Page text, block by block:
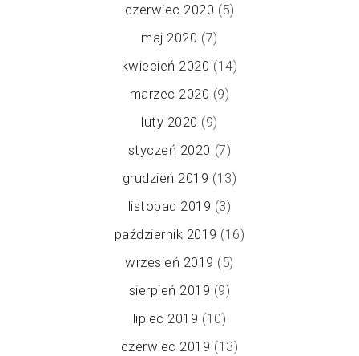
czerwiec 2020 (5)
maj 2020 (7)
kwiecień 2020 (14)
marzec 2020 (9)
luty 2020 (9)
styczeń 2020 (7)
grudzień 2019 (13)
listopad 2019 (3)
październik 2019 (16)
wrzesień 2019 (5)
sierpień 2019 (9)
lipiec 2019 (10)
czerwiec 2019 (13)